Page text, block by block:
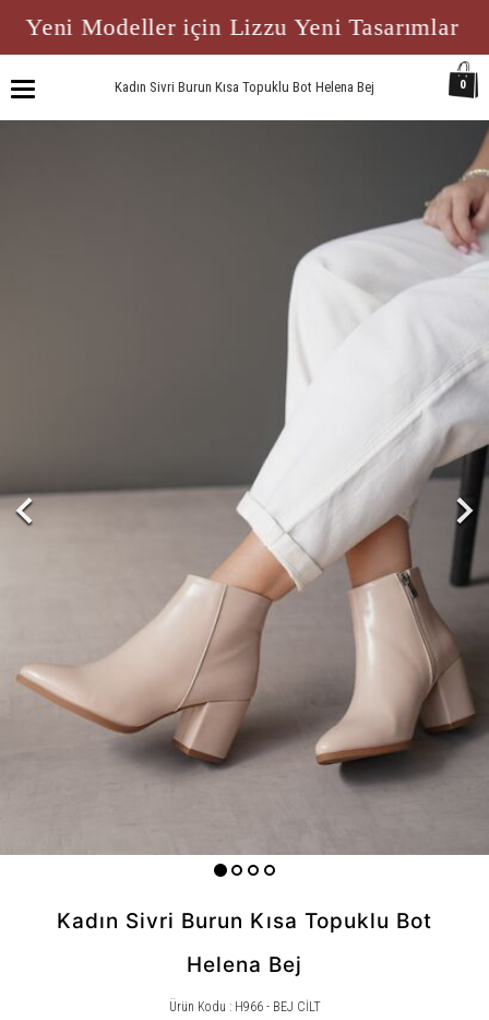
Yeni Modeller için Lizzu Yeni Tasarımlar
Toggle
0
Kadın Sivri Burun Kısa Topuklu Bot Helena Bej
Kadın Sivri Burun Kısa Topuklu Bot
Helena Bej
Ürün Kodu : H966 - BEJ CİLT